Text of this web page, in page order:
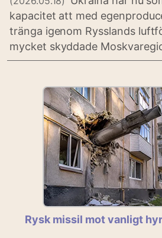
kapacitet att med
tränga igenom Rysslands
mycket skyddade
Rysk missil mot vanligt